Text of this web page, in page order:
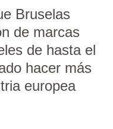
Bruselas
de marcas
de hasta el
hacer más
europea